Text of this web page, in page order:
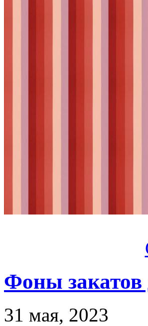
Фоны
31 мая, 2023